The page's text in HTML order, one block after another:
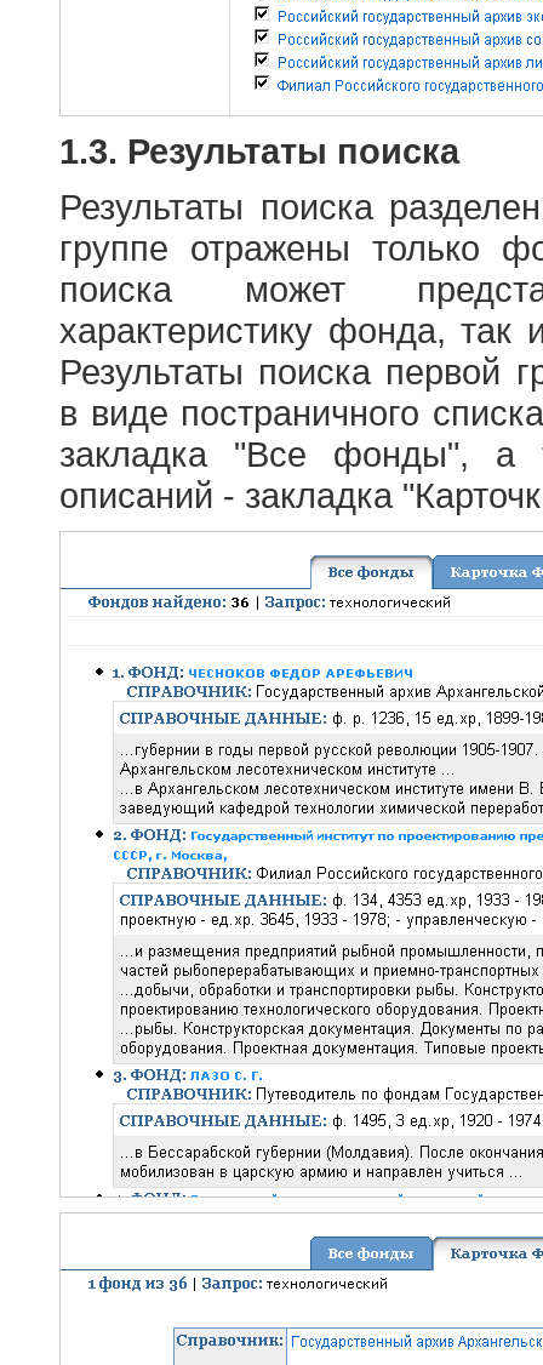
1.3. Результаты поиска
Результаты поиска
группе отражены только
поиска может
характеристику фонда,
Результаты поиска первой
в виде постраничного
закладка "Все фонды", а
описаний - закладка